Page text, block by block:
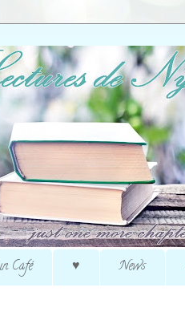
Café ♥ News